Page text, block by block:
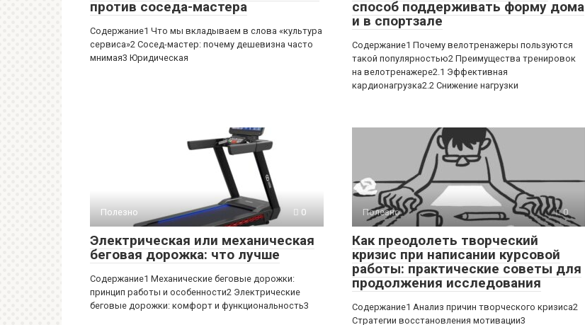
против соседа-мастера
Содержание1 Что мы вкладываем в слова «культура
сервиса»2 Сосед-мастер: почему дешевизна часто
мнимая3 Юридическая
способ поддерживать форму дома
и в спортзале
Содержание1 Почему велотренажеры пользуются
такой популярностью2 Преимущества тренировок
на велотренажере2.1 Эффективная
кардионагрузка2.2 Снижение нагрузки
Полезно 0
Электрическая или механическая
беговая дорожка: что лучше
Содержание1 Механические беговые дорожки:
принцип работы и особенности2 Электрические
беговые дорожки: комфорт и функциональность3
Полезно 0
Как преодолеть творческий
кризис при написании курсовой
работы: практические советы для
продолжения исследования
Содержание1 Анализ причин творческого кризиса2
Стратегии восстановления мотивации3